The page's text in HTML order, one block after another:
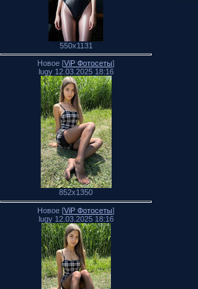
550x1131
Новое [ViP Фотосеты]
lugy 12.03.2025 18:16
852x1350
Новое [ViP Фотосеты]
lugy 12.03.2025 18:16